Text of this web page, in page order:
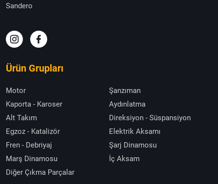
Sandero
Ürün Grupları
Motor
Şanzıman
Kaporta - Karoser
Aydınlatma
Alt Takım
Direksiyon - Süspansiyon
Egzoz - Katalizör
Elektrik Aksamı
Fren - Debriyaj
Şarj Dinamosu
Marş Dinamosu
İç Aksam
Diğer Çıkma Parçalar